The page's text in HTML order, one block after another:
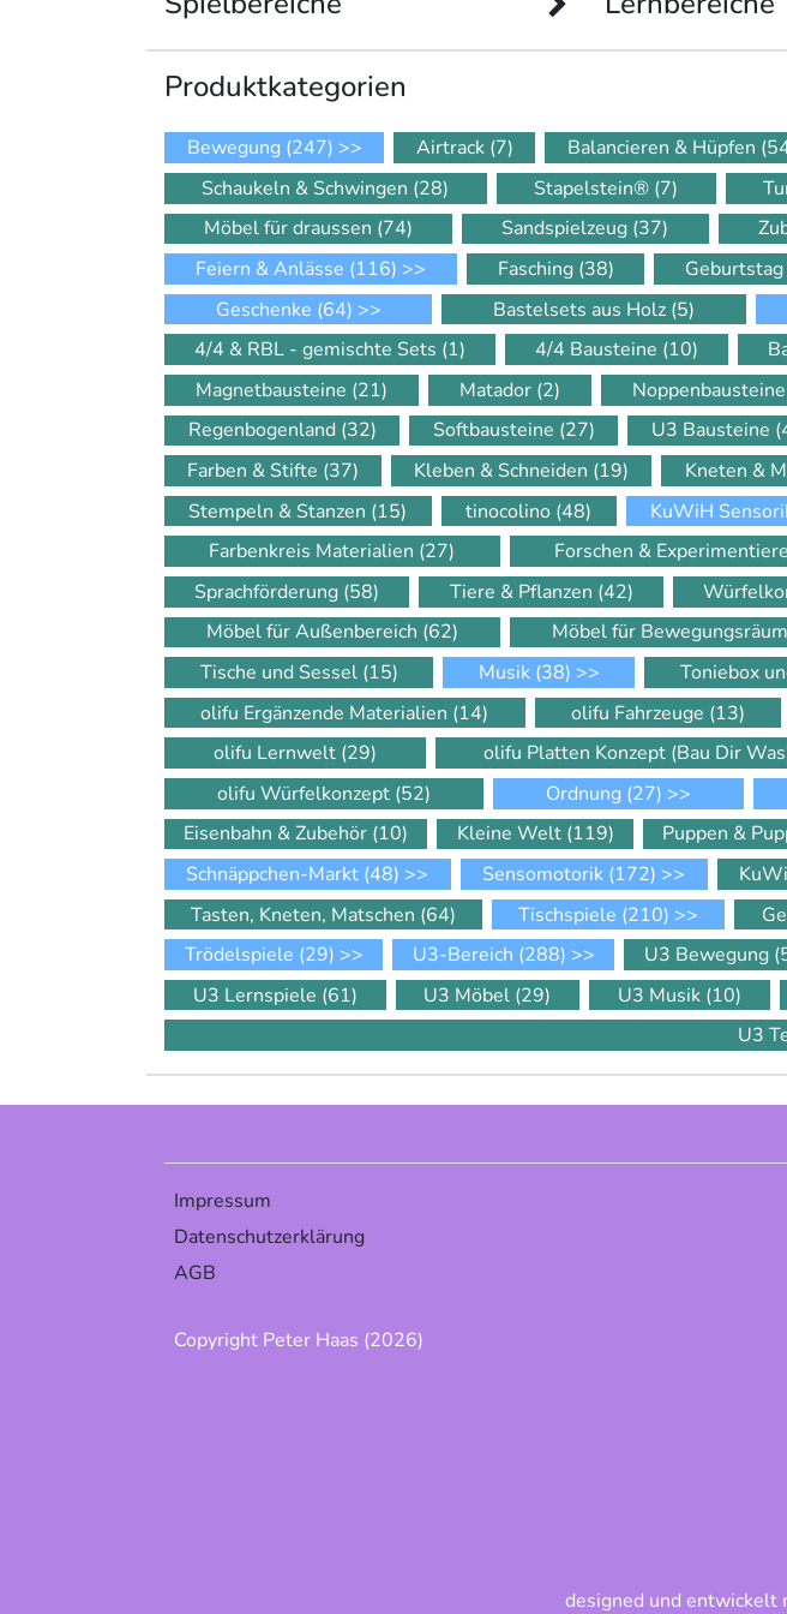
Produkt­kategorien
Bewegung (247) >> Airtrack (7) Balancieren & Hüpfen
Schaukeln & Schwingen (28) Stapelstein® (7)
Möbel für draussen (74) Sandspielzeug (37)
Feiern & Anlässe (116) >> Fasching (38) Geburtstag
Geschenke (64) >> Bastelsets aus Holz (5)
4/4 & RBL - gemischte Sets (1) 4/4 Bausteine (10)
Magnetbausteine (21) Matador (2) Noppenbausteine
Regenbogenland (32) Softbausteine (27) U3 Bausteine
Farben & Stifte (37) Kleben & Schneiden (19) Kneten &
Stempeln & Stanzen (15) tinocolino (48) KuWiH
Farbenkreis Materialien (27) Forschen &
Sprachförderung (58) Tiere & Pflanzen (42)
Möbel für Außenbereich (62) Möbel für
Tische und Sessel (15) Musik (38) >> Toniebox
olifu Ergänzende Materialien (14) olifu Fahrzeuge (13)
olifu Lernwelt (29) olifu Platten Konzept (Bau Dir
olifu Würfelkonzept (52) Ordnung (27) >>
Eisenbahn & Zubehör (10) Kleine Welt (119) Puppen &
Schnäppchen-Markt (48) >> Sensomotorik (172) >>
Tasten, Kneten, Matschen (64) Tischspiele (210) >>
Trödelspiele (29) >> U3-Bereich (288) >> U3 Bewegung
U3 Lernspiele (61) U3 Möbel (29) U3 Musik (10)
U3
Impressum
Datenschutzerklärung
AGB
Copyright Peter Haas (2026)
designed und entwickelt